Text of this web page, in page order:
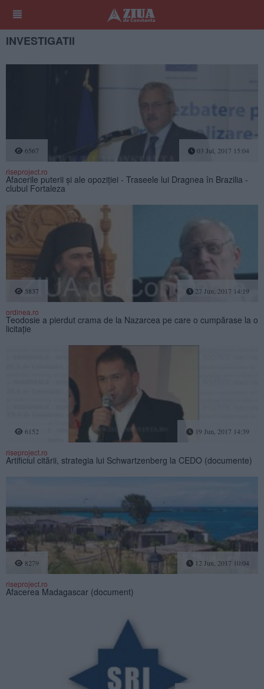
INVESTIGATII
6567 03 Jul, 2017 15:04
riseproject.ro
Afacerile puterii şi ale opoziţiei - Traseele lui Dragnea în Brazilia -
clubul Fortaleza
5837 27 Jun, 2017 14:19
ordinea.ro
Teodosie a pierdut crama de la Nazarcea pe care o cumpărase la o
licitație
6152 19 Jun, 2017 14:39
riseproject.ro
Artificiul citării, strategia lui Schwartzenberg la CEDO (documente)
8279 12 Jun, 2017 10:04
riseproject.ro
Afacerea Madagascar (document)